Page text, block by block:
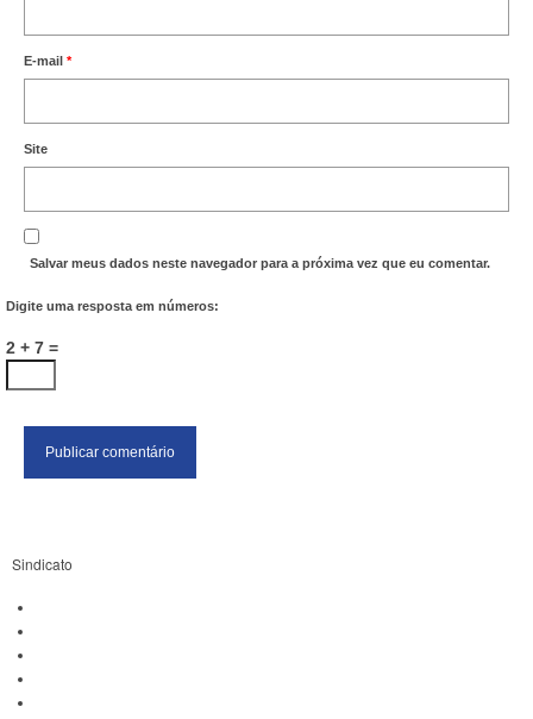
E-mail *
Site
Salvar meus dados neste navegador para a próxima vez que eu comentar.
Digite uma resposta em números:
2 + 7 =
Sindicato